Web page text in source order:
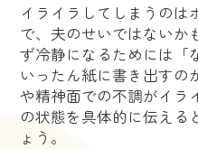
イライラしてしまうのは
で、夫のせいではないか
ず冷静になるためには「
いったん紙に書き出すの
や精神面での不調がイラ
の状態を具体的に伝える
ょう。